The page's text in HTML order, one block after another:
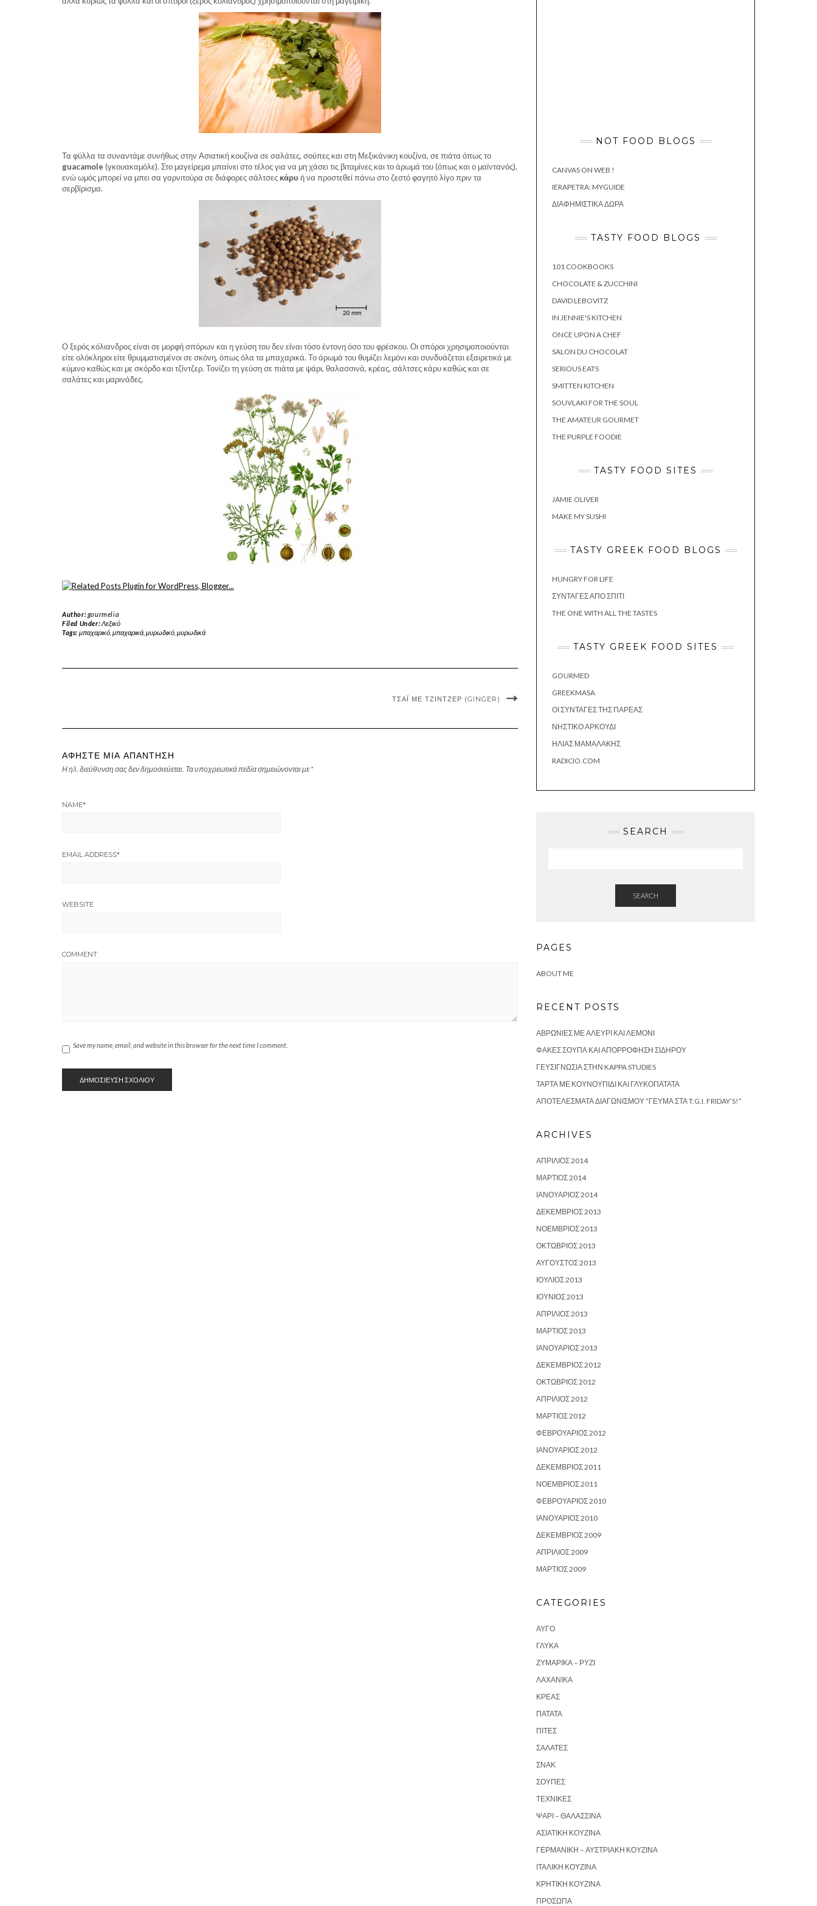
Τα φύλλα τα συναντάμε συνήθως στην Ασιατική κουζίνα σε σαλάτες, σούπες και στη Μεξικάνικη κουζίνα, σε πιάτα όπως το
guacamole (γκουακαμόλε). Στο μαγείρεμα μπαίνει στο τέλος για να μη χάσει τις βιταμίνες και το άρωμά του (όπως και ο μαϊντανός),
ενώ ωμός μπορεί να μπει σα γαρνιτούρα σε διάφορες σάλτσες κάρυ ή να προστεθεί πάνω στο ζεστό φαγητό λίγο πριν τα
σερβίρισμα.
Ο ξερός κόλιανδρος είναι σε μορφή σπόρων και η γεύση του δεν είναι τόσο έντονη όσο του φρέσκου. Οι σπόροι χρησιμοποιούνται
είτε ολόκληροι είτε θρυμματισμένοι σε σκόνη, όπως όλα τα μπαχαρικά. Το άρωμά του θυμίζει λεμόνι και συνδυάζεται εξαιρετικά με
κύμινο καθώς και με σκόρδο και τζίντζερ. Τονίζει τη γεύση σε πιάτα με ψάρι, θαλασσινά, κρέας, σάλτσες κάρυ καθώς και σε
σαλάτες και μαρινάδες.
Author:gourmelia
Filed Under:Λεξικό
Tags: μπαχαρικό, μπαχαρικά, μυρωδικό, μυρωδικά
ΤΣΆΙ ΜΕ ΤΖΊΝΤΖΕΡ (GINGER)
ΑΦΉΣΤΕ ΜΙΑ ΑΠΆΝΤΗΣΗ
Η ηλ. διεύθυνση σας δεν δημοσιεύεται. Τα υποχρεωτικά πεδία σημειώνονται με*
NAME*
EMAIL ADDRESS*
WEBSITE
COMMENT
Save my name, email, and website in this browser for the next time I comment.
NOT FOOD BLOGS
CANVAS ON WEB !
IERAPETRA: MYGUIDE
ΔΙΑΦΗΜΙΣΤΙΚΆ ΔΏΡΑ
TASTY FOOD BLOGS
101 COOKBOOKS
CHOCOLATE & ZUCCHINI
DAVID LEBOVITZ
IN JENNIE'S KITCHEN
ONCE UPON A CHEF
SALON DU CHOCOLAT
SERIOUS EATS
SMITTEN KITCHEN
SOUVLAKI FOR THE SOUL
THE AMATEUR GOURMET
THE PURPLE FOODIE
TASTY FOOD SITES
JAMIE OLIVER
MAKE MY SUSHI
TASTY GREEK FOOD BLOGS
HUNGRY FOR LIFE
ΣΥΝΤΑΓΈΣ ΑΠΌ ΣΠΊΤΙ
THE ONE WITH ALL THE TASTES
TASTY GREEK FOOD SITES
GOURMED
GREEKMASA
ΟΙ ΣΥΝΤΑΓΈΣ ΤΗΣ ΠΑΡΈΑΣ
ΝΗΣΤΙΚΌ ΑΡΚΟΎΔΙ
ΗΛΊΑΣ ΜΑΜΑΛΆΚΗΣ
RADICIO.COM
SEARCH
SEARCH
PAGES
ABOUT ME
RECENT POSTS
ΑΒΡΩΝΙΈΣ ΜΕ ΑΛΕΎΡΙ ΚΑΙ ΛΕΜΌΝΙ
ΦΑΚΈΣ ΣΟΎΠΑ ΚΑΙ ΑΠΟΡΡΌΦΗΣΗ ΣΙΔΉΡΟΥ
ΓΕΥΣΙΓΝΩΣΊΑ ΣΤΗΝ KAPPA STUDIES
ΤΆΡΤΑ ΜΕ ΚΟΥΝΟΥΠΊΔΙ ΚΑΙ ΓΛΥΚΟΠΑΤΆΤΑ
ΑΠΟΤΕΛΈΣΜΑΤΑ ΔΙΑΓΩΝΙΣΜΟΎ “ΓΕΎΜΑ ΣΤΑ T.G.I. FRIDAY’S!”
ARCHIVES
ΑΠΡΊΛΙΟΣ 2014
ΜΆΡΤΙΟΣ 2014
ΙΑΝΟΥΆΡΙΟΣ 2014
ΔΕΚΈΜΒΡΙΟΣ 2013
ΝΟΈΜΒΡΙΟΣ 2013
ΟΚΤΏΒΡΙΟΣ 2013
ΑΎΓΟΥΣΤΟΣ 2013
ΙΟΎΛΙΟΣ 2013
ΙΟΎΝΙΟΣ 2013
ΑΠΡΊΛΙΟΣ 2013
ΜΆΡΤΙΟΣ 2013
ΙΑΝΟΥΆΡΙΟΣ 2013
ΔΕΚΈΜΒΡΙΟΣ 2012
ΟΚΤΏΒΡΙΟΣ 2012
ΑΠΡΊΛΙΟΣ 2012
ΜΆΡΤΙΟΣ 2012
ΦΕΒΡΟΥΆΡΙΟΣ 2012
ΙΑΝΟΥΆΡΙΟΣ 2012
ΔΕΚΈΜΒΡΙΟΣ 2011
ΝΟΈΜΒΡΙΟΣ 2011
ΦΕΒΡΟΥΆΡΙΟΣ 2010
ΙΑΝΟΥΆΡΙΟΣ 2010
ΔΕΚΈΜΒΡΙΟΣ 2009
ΑΠΡΊΛΙΟΣ 2009
ΜΆΡΤΙΟΣ 2009
CATEGORIES
ΑΥΓΌ
ΓΛΥΚΆ
ΖΥΜΑΡΙΚΆ – ΡΎΖΙ
ΛΑΧΑΝΙΚΆ
ΚΡΈΑΣ
ΠΑΤΆΤΑ
ΠΊΤΕΣ
ΣΑΛΆΤΕΣ
ΣΝΑΚ
ΣΟΎΠΕΣ
ΤΕΧΝΙΚΈΣ
ΨΆΡΙ – ΘΑΛΑΣΣΙΝΆ
ΑΣΙΑΤΙΚΉ ΚΟΥΖΊΝΑ
ΓΕΡΜΑΝΙΚΉ – ΑΥΣΤΡΙΑΚΉ ΚΟΥΖΊΝΑ
ΙΤΑΛΙΚΉ ΚΟΥΖΊΝΑ
ΚΡΗΤΙΚΉ ΚΟΥΖΊΝΑ
ΠΡΌΣΩΠΑ